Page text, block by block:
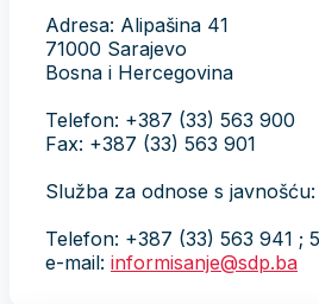
Adresa: Alipašina 41
71000 Sarajevo
Bosna i Hercegovina
Telefon: +387 (33) 563 900
Fax: +387 (33) 563 901
Služba za odnose s javnošću:
Telefon: +387 (33) 563 941 ;
e-mail: informisanje@sdp.ba